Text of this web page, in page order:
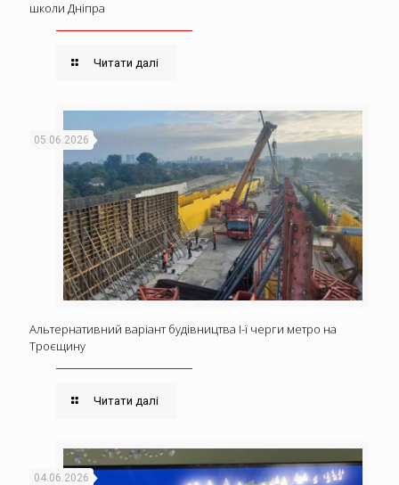
школи Дніпра
Читати далі
05.06.2026
Альтернативний варіант будівництва І-ї черги метро на
Троєщину
Читати далі
04.06.2026